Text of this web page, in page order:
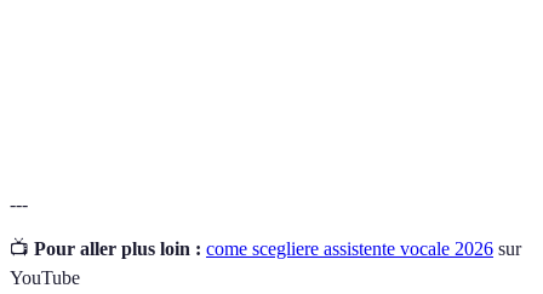
---
📺 Pour aller plus loin : come scegliere assistente vocale 2026 sur
YouTube